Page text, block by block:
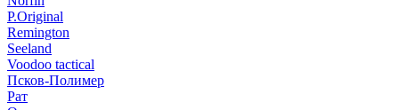
P.Original
Remington
Seeland
Voodoo tactical
Псков-Полимер
Рат